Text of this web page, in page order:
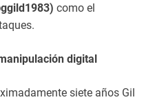
como el
digital
siete años Gil